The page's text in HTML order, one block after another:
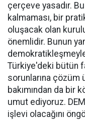
çerçeve yasadır.
kalmaması, bir
oluşacak olan
önemlidir. Bunun
demokratikleşmeyle
Türkiye'deki bütün
sorunlarına çözüm
bakımından da bir
umut ediyoruz.
işlevi olacağını